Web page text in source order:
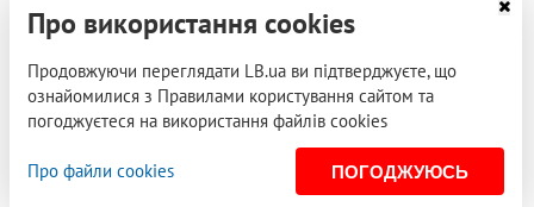
Про використання cookies
Продовжуючи переглядати LB.ua ви підтверджуєте, що
ознайомилися з Правилами користування сайтом та
погоджуєтеся на використання файлів cookies
Про файли cookies ПОГОДЖУЮСЬ